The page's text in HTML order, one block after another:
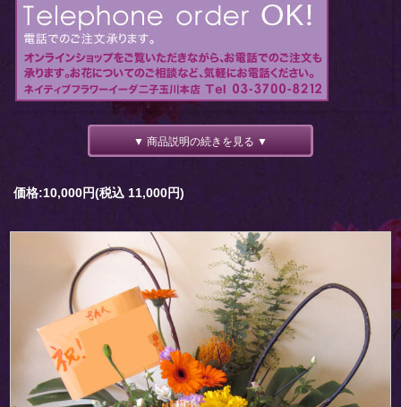
▼ 商品説明の続きを見る ▼
価格:10,000円(税込 11,000円)